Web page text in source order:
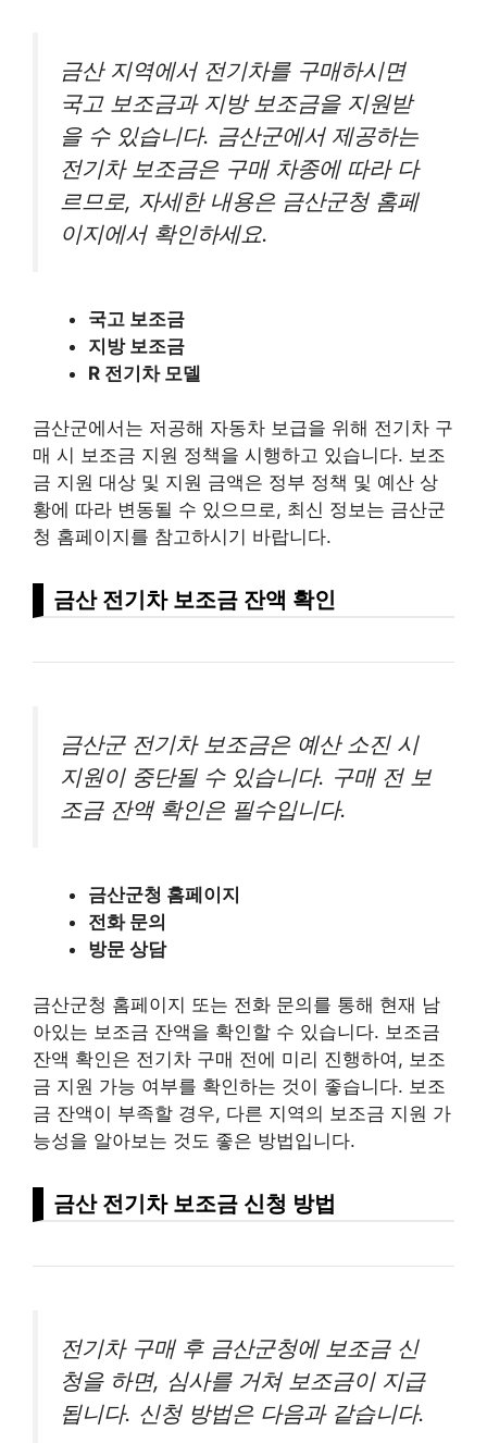
금산 지역에서 전기차를 구매하시면
국고 보조금과 지방 보조금을 지원받
을 수 있습니다. 금산군에서 제공하는
전기차 보조금은 구매 차종에 따라 다
르므로, 자세한 내용은 금산군청 홈페
이지에서 확인하세요.
국고 보조금
지방 보조금
R 전기차 모델
금산군에서는 저공해 자동차 보급을 위해 전기차 구
매 시 보조금 지원 정책을 시행하고 있습니다. 보조
금 지원 대상 및 지원 금액은 정부 정책 및 예산 상
황에 따라 변동될 수 있으므로, 최신 정보는 금산군
청 홈페이지를 참고하시기 바랍니다.
금산 전기차 보조금 잔액 확인
금산군 전기차 보조금은 예산 소진 시
지원이 중단될 수 있습니다. 구매 전 보
조금 잔액 확인은 필수입니다.
금산군청 홈페이지
전화 문의
방문 상담
금산군청 홈페이지 또는 전화 문의를 통해 현재 남
아있는 보조금 잔액을 확인할 수 있습니다. 보조금
잔액 확인은 전기차 구매 전에 미리 진행하여, 보조
금 지원 가능 여부를 확인하는 것이 좋습니다. 보조
금 잔액이 부족할 경우, 다른 지역의 보조금 지원 가
능성을 알아보는 것도 좋은 방법입니다.
금산 전기차 보조금 신청 방법
전기차 구매 후 금산군청에 보조금 신
청을 하면, 심사를 거쳐 보조금이 지급
됩니다. 신청 방법은 다음과 같습니다.